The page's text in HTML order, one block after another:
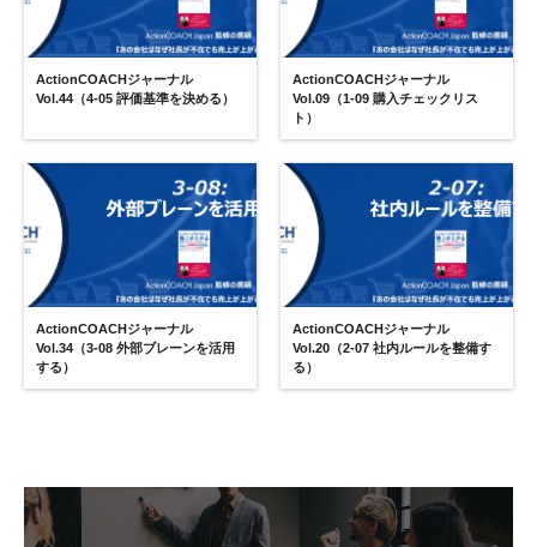
ActionCOACHジャーナル
Vol.44（4-05 評価基準を決める）
ActionCOACHジャーナル
Vol.09（1-09 購入チェックリス
ト）
ActionCOACHジャーナル
Vol.34（3-08 外部ブレーンを活用
する）
ActionCOACHジャーナル
Vol.20（2-07 社内ルールを整備す
る）